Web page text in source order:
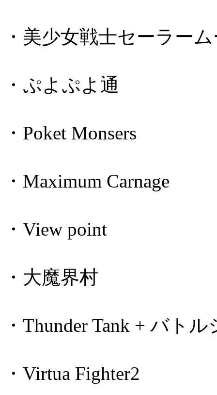
・美少女戦士セーラー
・ぷよぷよ通
・Poket Monsers
・Maximum Carnage
・View point
・大魔界村
・Thunder Tank + バト
・Virtua Fighter2